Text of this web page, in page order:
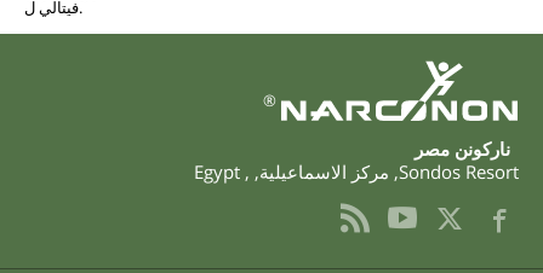
فيتالي ل.
®
‫ناركونن‬ ‫مصر‬
Sondos Resort
, مركز الاسماعيلية,
,
Egypt